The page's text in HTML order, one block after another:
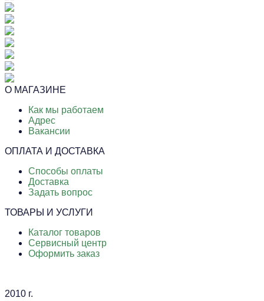
О МАГАЗИНЕ
Как мы работаем
Адрес
Вакансии
ОПЛАТА И ДОСТАВКА
Способы оплаты
Доставка
Задать вопрос
ТОВАРЫ И УСЛУГИ
Каталог товаров
Сервисный центр
Оформить заказ
2010 г.